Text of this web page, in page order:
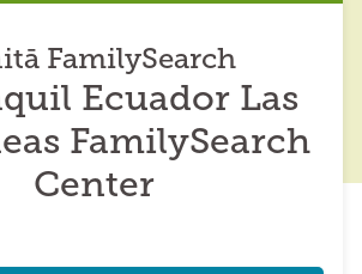
FamilySearch
Ecuador Las
FamilySearch
Center